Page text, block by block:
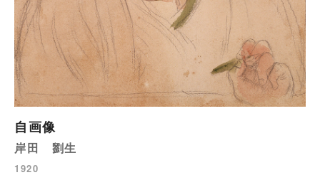
自画像
岸田 劉生
1920